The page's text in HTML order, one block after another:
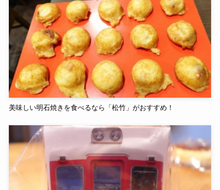
美味しい明石焼きを食べるなら「松竹」がおすすめ！